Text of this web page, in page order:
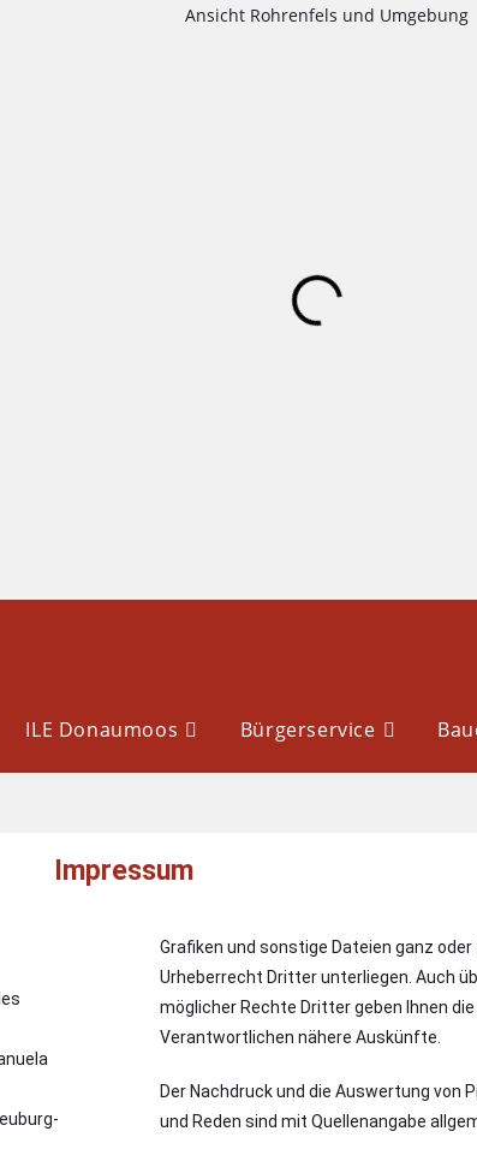
ILE Donaumoos Bürgerservice
Impressum
Grafiken und sonstige Dateien ganz
Urheberrecht Dritter unterliegen. Auch
möglicher Rechte Dritter geben Ihnen
Verantwortlichen nähere Auskünfte.
Der Nachdruck und die Auswertung von
und Reden sind mit Quellenangabe